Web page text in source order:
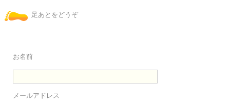
足あとをどうぞ
お名前
メールアドレス